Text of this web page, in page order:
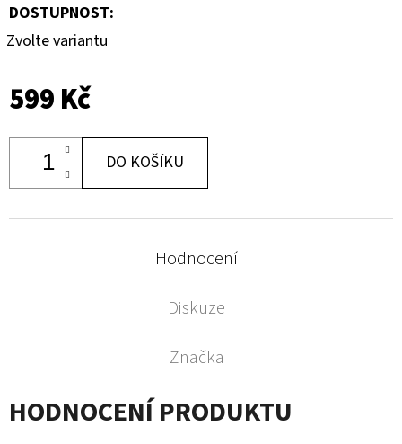
DOSTUPNOST:
Zvolte variantu
599 Kč
DO KOŠÍKU
Hodnocení
Diskuze
Značka
HODNOCENÍ PRODUKTU